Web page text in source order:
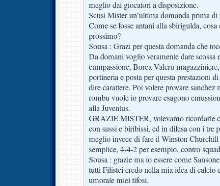
meglio dai giocatori a disposizione.
Scusi Mister un’ultima domanda prima
Come se fosse antani alla sbirigulda,
prossimo?
Sousa : Grazi per questa domanda che
Da domani voglio veramente dare scossa
cumpassione, Borca Valeru
portineria e posta per questa prestazioni
dire carattere. Poi volere provare sanchez
rombu vuole io provare esagono
alla Juventus.
GRAZIE MISTER, volevamo ricordarle
con sussi e biribissi, ed in difesa con i tre
meglio invece di fare il Winston
semplice, 4-4-2 per esempio, contro
Sousa : grazie ma io essere come
tutti Filistei credo nella mia idea di calcio
umorale miei tifosi.